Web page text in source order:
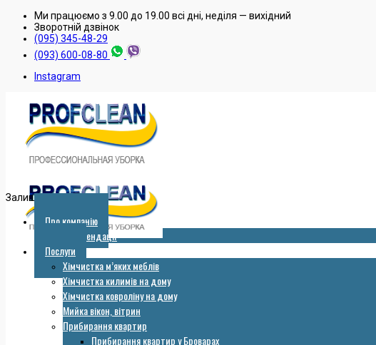
Ми працюємо з 9.00 до 19.00 всі дні, неділя — вихідний
Зворотнiй дзвiнок
(095) 345-48-29
(093) 600-08-80
Instagram
Залишити заявку
Про компанію
Рекомендації
Послуги
Хімчистка м’яких меблів
Хімчистка килимів на дому
Хімчистка ковроліну на дому
Мийка вікон, вітрин
Прибирання квартир
Прибирання квартир у Броварах